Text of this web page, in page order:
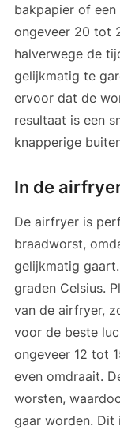
bakpapier of
ongeveer 20 tot
halverwege de
gelijkmatig te
ervoor dat de
resultaat is een
knapperige
In de
De airfryer is
braadworst,
gelijkmatig
graden Celsius.
van de airfryer,
voor de beste
ongeveer 12 tot
even omdraait.
worsten,
gaar worden. Dit